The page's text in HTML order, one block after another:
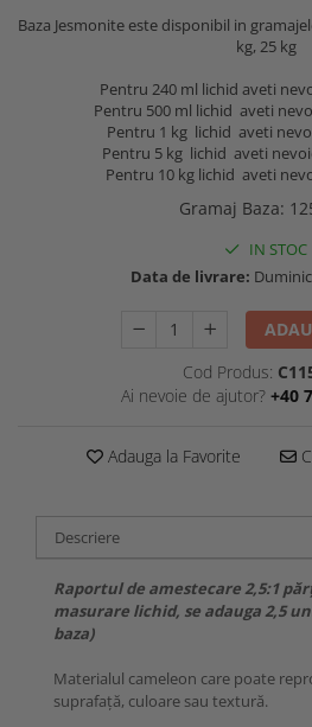
Baza Jesmonite este disponibil in
kg, 25 kg
Pentru 240 ml lichid aveti
Pentru 500 ml lichid aveti
Pentru 1 kg lichid aveti
Pentru 5 kg lichid aveti
Pentru 10 kg lichid aveti
Gramaj Baza:
IN STOC
Data de livrare:
Cod Produs:
Ai nevoie de ajutor? +40
Adauga la Favorite
Descriere
Raportul de amestecare 2,5:1
masurare lichid, se adauga 2,5
baza)
Materialul cameleon care poate
suprafață, culoare sau textură.